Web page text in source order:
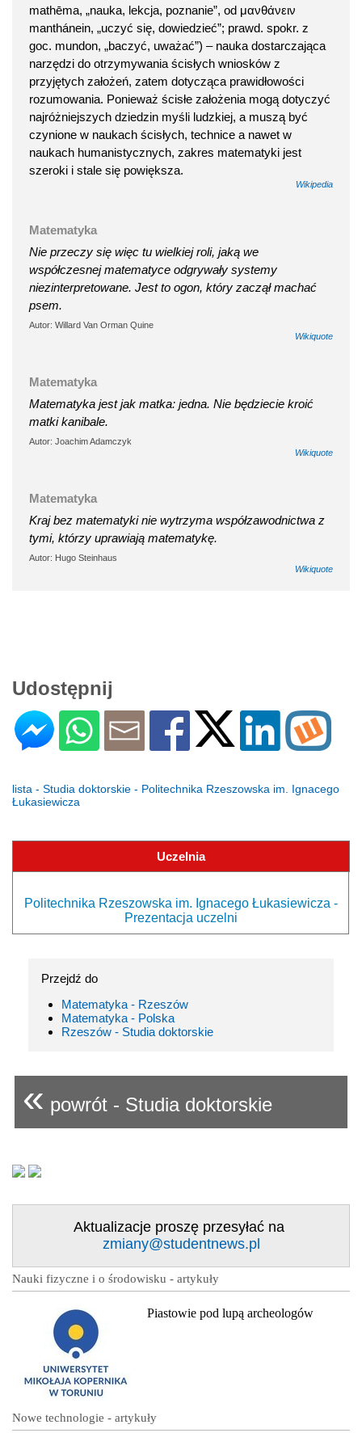
mathēma, „nauka, lekcja, poznanie”, od μανθάνειν
manthánein, „uczyć się, dowiedzieć”; prawd. spokr. z
goc. mundon, „baczyć, uważać”) – nauka dostarczająca
narzędzi do otrzymywania ścisłych wniosków z
przyjętych założeń, zatem dotycząca prawidłowości
rozumowania. Ponieważ ścisłe założenia mogą dotyczyć
najróżniejszych dziedzin myśli ludzkiej, a muszą być
czynione w naukach ścisłych, technice a nawet w
naukach humanistycznych, zakres matematyki jest
szeroki i stale się powiększa.
Wikipedia
Matematyka
Nie przeczy się więc tu wielkiej roli, jaką we
współczesnej matematyce odgrywały systemy
niezinterpretowane. Jest to ogon, który zaczął machać
psem.
Autor: Willard Van Orman Quine
Wikiquote
Matematyka
Matematyka jest jak matka: jedna. Nie będziecie kroić
matki kanibale.
Autor: Joachim Adamczyk
Wikiquote
Matematyka
Kraj bez matematyki nie wytrzyma współzawodnictwa z
tymi, którzy uprawiają matematykę.
Autor: Hugo Steinhaus
Wikiquote
Udostępnij
lista - Studia doktorskie - Politechnika Rzeszowska im. Ignacego
Łukasiewicza
Uczelnia
Politechnika Rzeszowska im. Ignacego Łukasiewicza -
Prezentacja uczelni
Przejdź do
Matematyka - Rzeszów
Matematyka - Polska
Rzeszów - Studia doktorskie
« powrót - Studia doktorskie
Aktualizacje proszę przesyłać na
zmiany@studentnews.pl
Nauki fizyczne i o środowisku - artykuły
Piastowie pod lupą archeologów
Nowe technologie - artykuły